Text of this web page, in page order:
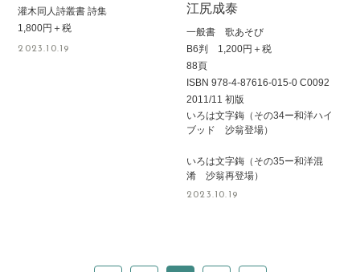
灌木同人詩叢書 詩集
1,800円＋税
2023.10.19
江尻成泰
一般書 歌あそび
B6判 1,200円＋税
88頁
ISBN 978-4-87616-015-0 C0092
2011/11 初版
いろは文字鋂（その34ー和洋ハイ
ブッド 沙翁登場）
いろは文字鋂（その35ー和洋混
淆 沙翁再登場）
2023.10.19